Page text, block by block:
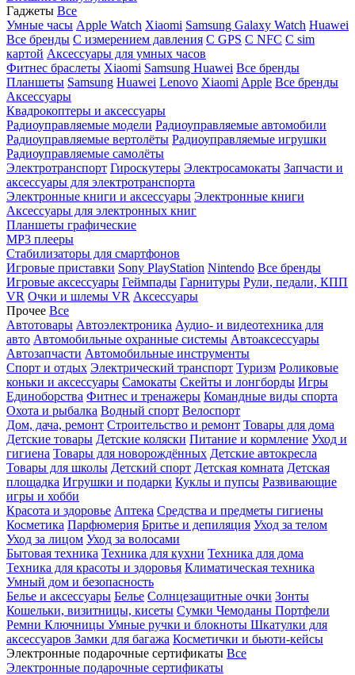
Гаджеты Все
Умные часы Apple Watch Xiaomi Samsung Galaxy Watch Huawei
Все бренды C измерением давления C GPS C NFC C sim
картой Аксессуары для умных часов
Фитнес браслеты Xiaomi Samsung Huawei Все бренды
Планшеты Samsung Huawei Lenovo Xiaomi Apple Все бренды
Аксессуары
Квадрокоптеры и аксессуары
Радиоуправляемые модели Радиоуправляемые автомобили
Радиоуправляемые вертолёты Радиоуправляемые игрушки
Радиоуправляемые самолёты
Электротранспорт Гироскутеры Электросамокаты Запчасти и
аксессуары для электротранспорта
Электронные книги и аксессуары Электронные книги
Аксессуары для электронных книг
Планшеты графические
MP3 плееры
Стабилизаторы для смартфонов
Игровые приставки Sony PlayStation Nintendo Все бренды
Игровые аксессуары Геймпады Гарнитуры Рули, педали, КПП
VR Очки и шлемы VR Аксессуары
Прочее Все
Автотовары Автоэлектроника Аудио- и видеотехника для
авто Автомобильные охранные системы Автоаксессуары
Автозапчасти Автомобильные инструменты
Спорт и отдых Электрический транспорт Туризм Роликовые
коньки и аксессуары Самокаты Скейты и лонгборды Игры
Единоборства Фитнес и тренажеры Командные виды спорта
Охота и рыбалка Водный спорт Велоспорт
Дом, дача, ремонт Строительство и ремонт Товары для дома
Детские товары Детские коляски Питание и кормление Уход и
гигиена Товары для новорождённых Детские автокресла
Товары для школы Детский спорт Детская комната Детская
площадка Игрушки и подарки Куклы и пупсы Развивающие
игры и хобби
Красота и здоровье Аптека Средства и предметы гигиены
Косметика Парфюмерия Бритье и депиляция Уход за телом
Уход за лицом Уход за волосами
Бытовая техника Техника для кухни Техника для дома
Техника для красоты и здоровья Климатическая техника
Умный дом и безопасность
Белье и аксессуары Белье Солнцезащитные очки Зонты
Кошельки, визитницы, кисеты Сумки Чемоданы Портфели
Ремни Ключницы Умные ручки и блокноты Шкатулки для
аксессуаров Замки для багажа Косметички и бьюти-кейсы
Электронные подарочные сертификаты Все
Электронные подарочные сертификаты